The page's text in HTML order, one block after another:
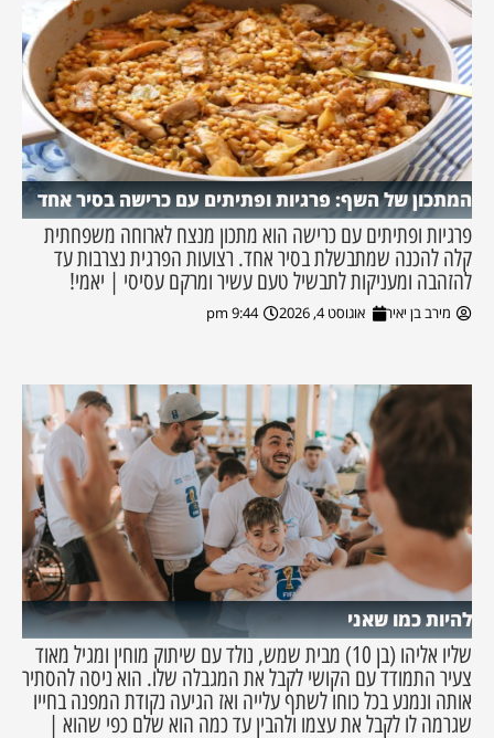
המתכון של השף: פרגיות ופתיתים עם כרישה בסיר אחד
פרגיות ופתיתים עם כרישה הוא מתכון מנצח לארוחה משפחתית
קלה להכנה שמתבשלת בסיר אחד. רצועות הפרגית נצרבות עד
להזהבה ומעניקות לתבשיל טעם עשיר ומרקם עסיסי | יאמי!
מירב בן יאיר אוגוסט 4, 2026 9:44 pm
להיות כמו שאני
שליו אליהו (בן 10) מבית שמש, נולד עם שיתוק מוחין ומגיל מאוד
צעיר התמודד עם הקושי לקבל את המגבלה שלו. הוא ניסה להסתיר
אותה ונמנע בכל כוחו לשתף עלייה ואז הגיעה נקודת המפנה בחייו
שגרמה לו לקבל את עצמו ולהבין עד כמה הוא שלם כפי שהוא |